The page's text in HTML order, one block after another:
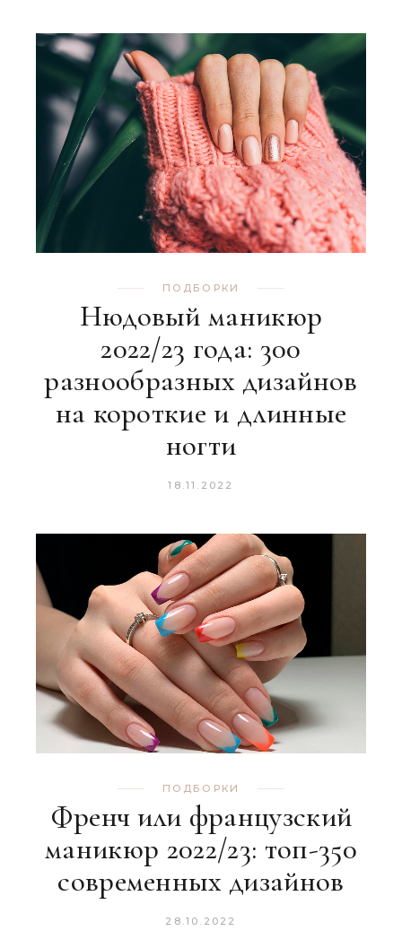
ПОДБОРКИ
Нюдовый маникюр
2022/23 года: 300
разнообразных дизайнов
на короткие и длинные
ногти
18.11.2022
ПОДБОРКИ
Френч или французский
маникюр 2022/23: топ-350
современных дизайнов
28.10.2022